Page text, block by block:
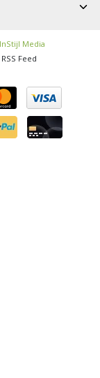
InStijl Media
RSS Feed